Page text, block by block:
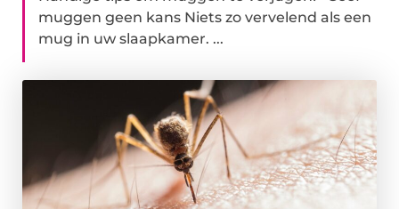
muggen geen kans Niets zo vervelend als een
mug in uw slaapkamer. ...